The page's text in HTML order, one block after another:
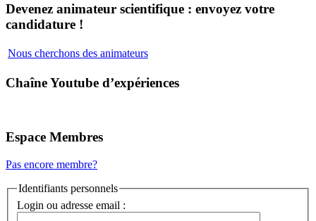
Devenez animateur scientifique : envoyez votre
candidature !
Nous cherchons des animateurs
Chaîne Youtube d’expériences
Espace Membres
Pas encore membre?
Identifiants personnels
Login ou adresse email :